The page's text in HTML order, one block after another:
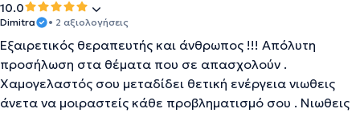
10.0
Dimitra • 2 αξιολογήσεις
Εξαιρετικός θεραπευτής και άνθρωπος !!! Απόλυτη
προσήλωση στα θέματα που σε απασχολούν .
Χαμογελαστός σου μεταδίδει θετική ενέργεια νιωθεις
άνετα να μοιραστείς κάθε προβληματισμό σου . Νιωθεις